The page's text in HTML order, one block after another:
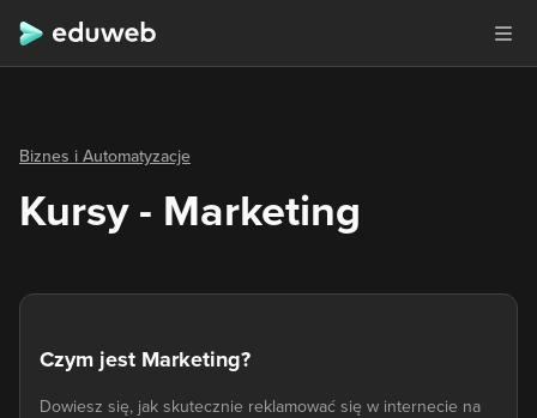
Biznes i Automatyzacje
Kursy - Marketing
Czym jest Marketing?
Dowiesz się, jak skutecznie reklamować się w internecie na